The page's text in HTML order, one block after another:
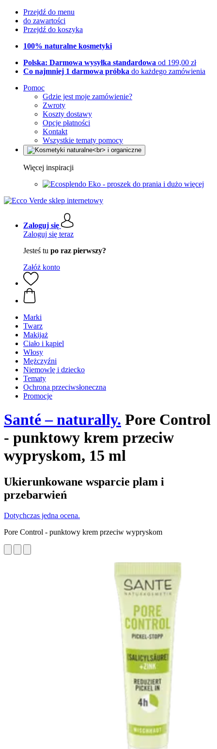
Przejdź do menu
do zawartości
Przejdź do koszyka
100% naturalne kosmetyki
Polska: Darmowa wysyłka standardowa od 199,00 zł
Co najmniej 1 darmowa próbka do każdego zamówienia
Pomoc
Gdzie jest moje zamówienie?
Zwroty
Koszty dostawy
Opcje płatności
Kontakt
Wszystkie tematy pomocy
Więcej inspiracji
Eko - proszek do prania i dużo więcej
Zaloguj się
Zaloguj się teraz
Jesteś tu po raz pierwszy?
Załóż konto
Marki
Twarz
Makijaż
Ciało i kąpiel
Włosy
Mężczyźni
Niemowlę i dziecko
Tematy
Ochrona przeciwsłoneczna
Promocje
Santé – naturally. Pore Control
- punktowy krem przeciw
wypryskom, 15 ml
Ukierunkowane wsparcie plam i
przebarwień
Dotychczas jedna ocena.
Pore Control - punktowy krem przeciw wypryskom